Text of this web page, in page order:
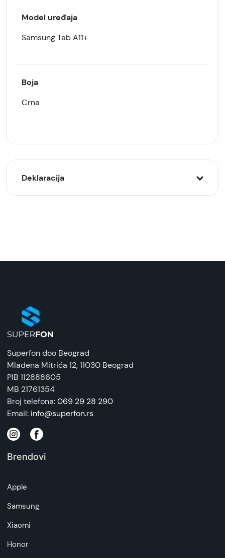
Model uređaja
Samsung Tab A11+
Boja
Crna
Deklaracija
Naziv i vrsta robe:
Tehnomarket
EAN:
8676424205507
Zemlja porekla:
Kina
Prava potrošača:
Zagarantovana sva prava kupaca po osnovu
na daljinu, uslove reklamacije i povrata pročitajte
artikala budu što tačnije i detaljnije ali ne može
da garantuje da su svi podaci apsolutno ispravni.
Superfon doo Beograd
Mladena Mitrića 12, 11030 Beograd
PIB 112888605
MB 21761354
Broj telefona:069 29 28 290
Email: info@superfon.rs
Brendovi
Apple
Samsung
Xiaomi
Honor